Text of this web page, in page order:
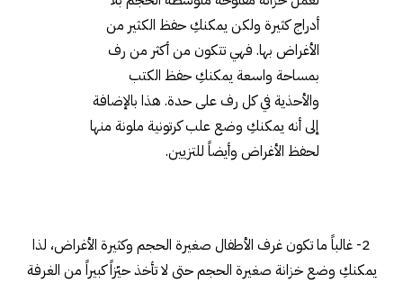
أدراج كثيرة ولكن يمكنكِ حفظ الكثير من
الأغراض بها. فهي تتكون من أكثر من رف
بمساحة واسعة يمكنكِ حفظ الكتب
والأحذية في كل رف على حدة. هذا بالإضافة
إلى أنه يمكنكِ وضع علب كرتونية ملونة منها
لحفظ الأغراض وأيضاً للتزيين.
2- غالباً ما تكون غرف الأطفال صغيرة الحجم وكثيرة الأغراض، لذا
يمكنكِ وضع خزانة صغيرة الحجم حتى لا تأخذ حيّزاً كبيراً من الغرفة